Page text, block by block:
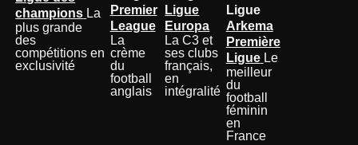
champions La
plus grande
des
compétitions en
exclusivité
Premier
League
La
crème
du
football
anglais
Ligue
Europa
La C3 et
ses clubs
français,
en
intégralité
Arkema
Première
Ligue Le
meilleur
du
football
féminin
en
France